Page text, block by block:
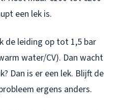
een lek is.
de leiding op tot 1,5 bar
water/CV). Dan wacht
Dan is er een lek. Blijft de
ergens anders.